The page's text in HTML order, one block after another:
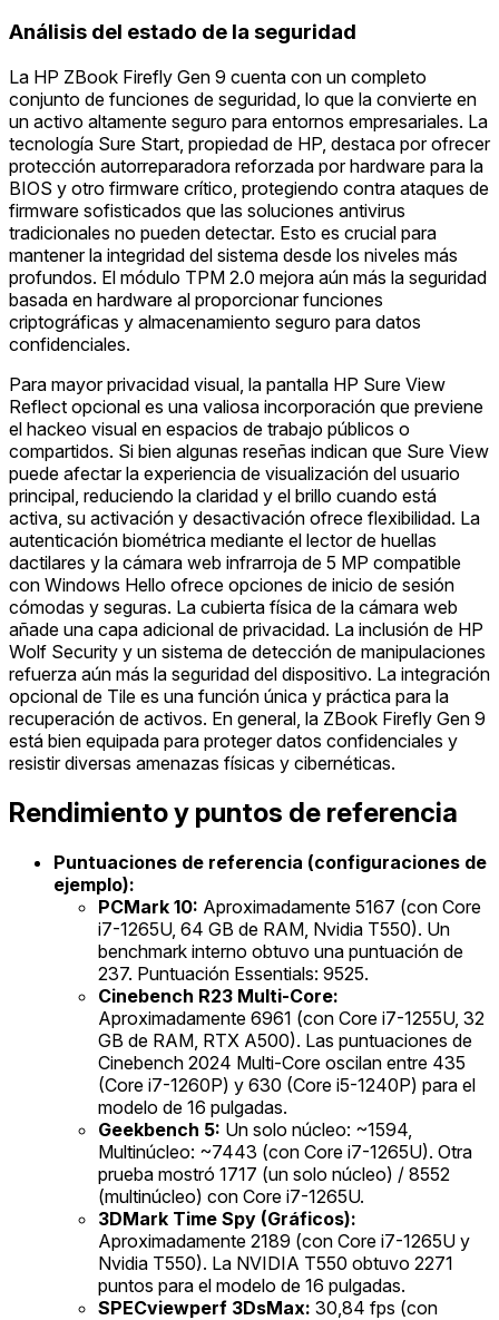
Análisis del estado de la seguridad
La HP ZBook Firefly Gen 9 cuenta con un completo
conjunto de funciones de seguridad, lo que la convierte en
un activo altamente seguro para entornos empresariales. La
tecnología Sure Start, propiedad de HP, destaca por ofrecer
protección autorreparadora reforzada por hardware para la
BIOS y otro firmware crítico, protegiendo contra ataques de
firmware sofisticados que las soluciones antivirus
tradicionales no pueden detectar. Esto es crucial para
mantener la integridad del sistema desde los niveles más
profundos. El módulo TPM 2.0 mejora aún más la seguridad
basada en hardware al proporcionar funciones
criptográficas y almacenamiento seguro para datos
confidenciales.
Para mayor privacidad visual, la pantalla HP Sure View
Reflect opcional es una valiosa incorporación que previene
el hackeo visual en espacios de trabajo públicos o
compartidos. Si bien algunas reseñas indican que Sure View
puede afectar la experiencia de visualización del usuario
principal, reduciendo la claridad y el brillo cuando está
activa, su activación y desactivación ofrece flexibilidad. La
autenticación biométrica mediante el lector de huellas
dactilares y la cámara web infrarroja de 5 MP compatible
con Windows Hello ofrece opciones de inicio de sesión
cómodas y seguras. La cubierta física de la cámara web
añade una capa adicional de privacidad. La inclusión de HP
Wolf Security y un sistema de detección de manipulaciones
refuerza aún más la seguridad del dispositivo. La integración
opcional de Tile es una función única y práctica para la
recuperación de activos. En general, la ZBook Firefly Gen 9
está bien equipada para proteger datos confidenciales y
resistir diversas amenazas físicas y cibernéticas.
Rendimiento y puntos de referencia
Puntuaciones de referencia (configuraciones de
ejemplo):
PCMark 10: Aproximadamente 5167 (con Core
i7-1265U, 64 GB de RAM, Nvidia T550). Un
benchmark interno obtuvo una puntuación de
237. Puntuación Essentials: 9525.
Cinebench R23 Multi-Core:
Aproximadamente 6961 (con Core i7-1255U, 32
GB de RAM, RTX A500). Las puntuaciones de
Cinebench 2024 Multi-Core oscilan entre 435
(Core i7-1260P) y 630 (Core i5-1240P) para el
modelo de 16 pulgadas.
Geekbench 5: Un solo núcleo: ~1594,
Multinúcleo: ~7443 (con Core i7-1265U). Otra
prueba mostró 1717 (un solo núcleo) / 8552
(multinúcleo) con Core i7-1265U.
3DMark Time Spy (Gráficos):
Aproximadamente 2189 (con Core i7-1265U y
Nvidia T550). La NVIDIA T550 obtuvo 2271
puntos para el modelo de 16 pulgadas.
SPECviewperf 3DsMax: 30,84 fps (con